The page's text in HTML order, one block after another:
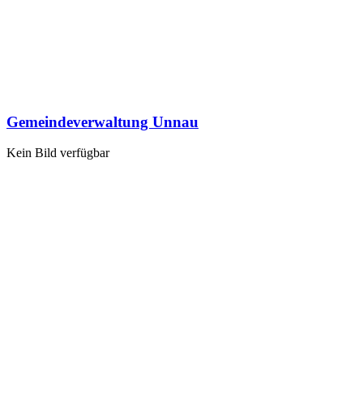
Gemeindeverwaltung Unnau
Kein Bild verfügbar